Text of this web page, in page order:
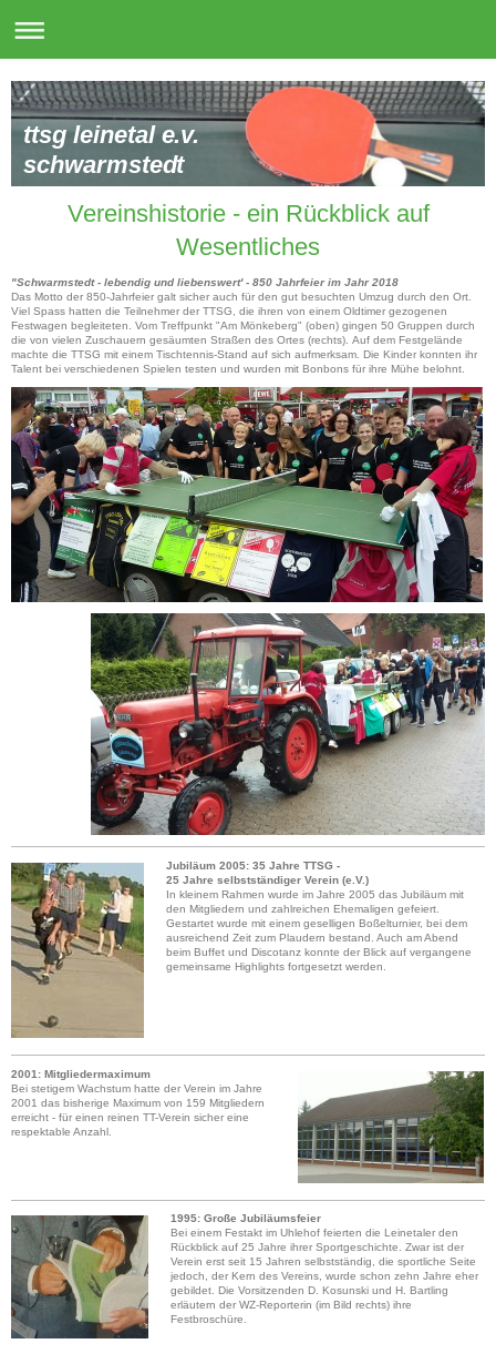
ttsg leinetal e.v.
schwarmstedt
Vereinshistorie - ein Rückblick auf
Wesentliches
"Schwarmstedt - lebendig und liebenswert' - 850 Jahrfeier im Jahr 2018
Das Motto der 850-Jahrfeier galt sicher auch für den gut besuchten Umzug durch den Ort.
Viel Spass hatten die Teilnehmer der TTSG, die ihren von einem Oldtimer gezogenen
Festwagen begleiteten. Vom Treffpunkt "Am Mönkeberg" (oben) gingen 50 Gruppen durch
die von vielen Zuschauern gesäumten Straßen des Ortes (rechts). Auf dem Festgelände
machte die TTSG mit einem Tischtennis-Stand auf sich aufmerksam. Die Kinder konnten ihr
Talent bei verschiedenen Spielen testen und wurden mit Bonbons für ihre Mühe belohnt.
Jubiläum 2005: 35 Jahre TTSG -
25 Jahre selbstständiger Verein (e.V.)
In kleinem Rahmen wurde im Jahre 2005 das Jubiläum mit
den Mitgliedern und zahlreichen Ehemaligen gefeiert.
Gestartet wurde mit einem geselligen Boßelturnier, bei dem
ausreichend Zeit zum Plaudern bestand. Auch am Abend
beim Buffet und Discotanz konnte der Blick auf vergangene
gemeinsame Highlights fortgesetzt werden.
2001: Mitgliedermaximum
Bei stetigem Wachstum hatte der Verein im Jahre
2001 das bisherige Maximum von 159 Mitgliedern
erreicht - für einen reinen TT-Verein sicher eine
respektable Anzahl.
1995: Große Jubiläumsfeier
Bei einem Festakt im Uhlehof feierten die Leinetaler den
Rückblick auf 25 Jahre ihrer Sportgeschichte. Zwar ist der
Verein erst seit 15 Jahren selbstständig, die sportliche Seite
jedoch, der Kern des Vereins, wurde schon zehn Jahre eher
gebildet. Die Vorsitzenden D. Kosunski und H. Bartling
erläutern der WZ-Reporterin (im Bild rechts) ihre
Festbroschüre.